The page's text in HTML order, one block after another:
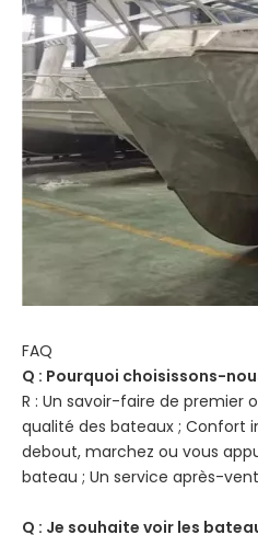
FAQ
Q : Pourquoi choisissons-
R : Un savoir-faire de premier
qualité des bateaux ; Confort
debout, marchez ou vous
bateau ; Un service après-
Q : Je souhaite voir les